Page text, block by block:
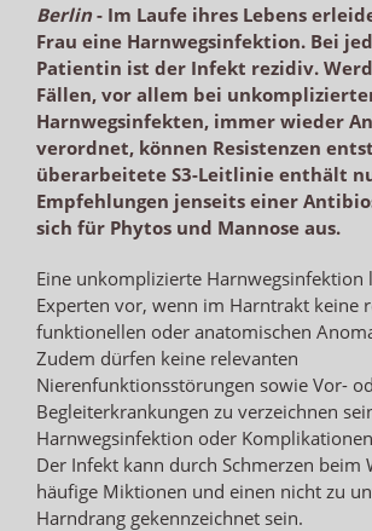
Berlin- Im Laufe ihres Lebens
Frau eine Harnwegsinfektion. Bei
Patientin ist der Infekt rezidiv.
Fällen, vor allem bei
Harnwegsinfekten, immer wieder
verordnet, können Resistenzen
überarbeitete S3-Leitlinie enthält
Empfehlungen jenseits einer
sich für Phytos und Mannose aus.
Eine unkomplizierte Harnwegsinfektion
Experten vor, wenn im Harntrakt keine
funktionellen oder anatomischen
Zudem dürfen keine relevanten
Nierenfunktionsstörungen sowie Vor-
Begleiterkrankungen zu verzeichnen
Harnwegsinfektion oder
Der Infekt kann durch Schmerzen beim
häufige Miktionen und einen nicht zu
Harndrang gekennzeichnet sein.